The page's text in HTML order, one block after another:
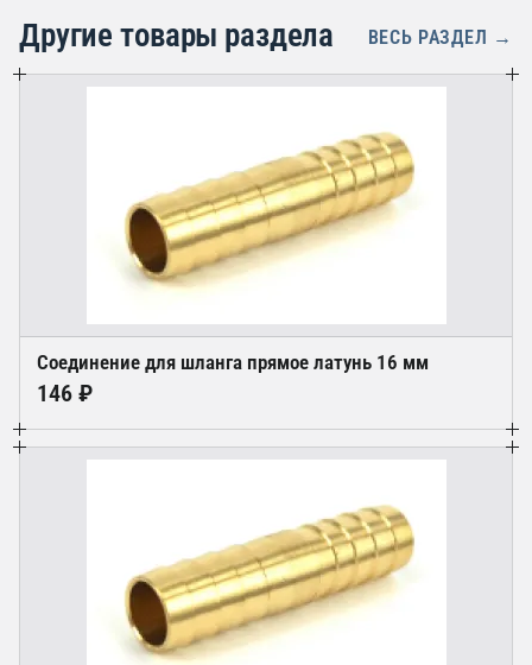
Другие товары раздела ВЕСЬ РАЗДЕЛ →
Соединение для шланга прямое латунь 16 мм
146 ₽